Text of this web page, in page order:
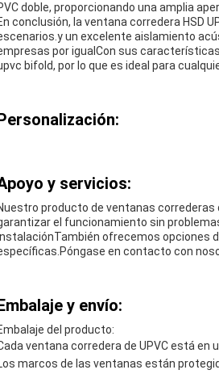
doble, proporcionando una amplia
conclusión, la ventana corredera HSD
un excelente aislamiento
por igualCon sus
bifold, por lo que es ideal para
y servicios:
producto de ventanas correderas
el funcionamiento sin
ofrecemos opciones
en contacto con
y envío:
del producto:
ventana corredera de UPVC está en
marcos de las ventanas están